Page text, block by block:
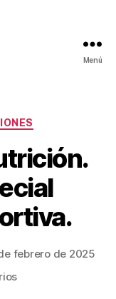
Menú
febrero de 2025
en